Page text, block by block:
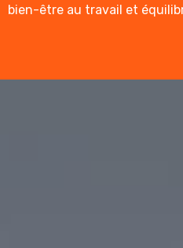
bien-être au travail et